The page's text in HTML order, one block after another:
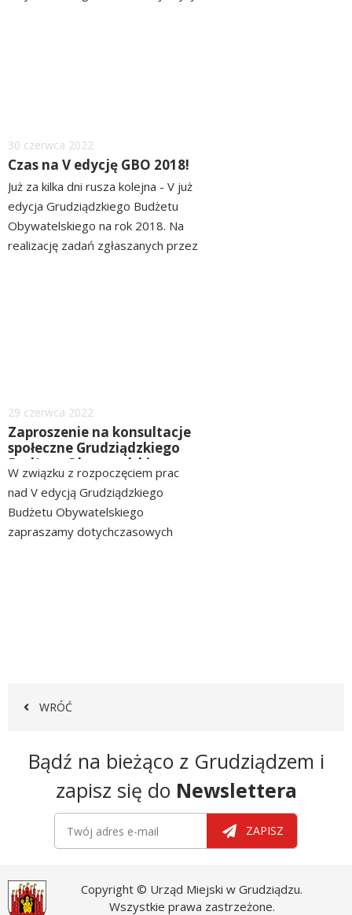
Dodano
30 czerwca 2022
Czas na V edycję GBO 2018!
Już za kilka dni rusza kolejna - V już
edycja Grudziądzkiego Budżetu
Obywatelskiego na rok 2018. Na
realizację zadań zgłaszanych przez
Dodano
29 czerwca 2022
Zaproszenie na konsultacje
społeczne Grudziądzkiego
Budżetu Obywatelskiego
W związku z rozpoczęciem prac
nad V edycją Grudziądzkiego
Budżetu Obywatelskiego
zapraszamy dotychczasowych
WRÓĆ
Newsletter
Bądź na bieżąco z Grudziądzem i
zapisz się do Newslettera
ZAPISZ
Copyright © Urząd Miejski w Grudziądzu.
Wszystkie prawa zastrzeżone.